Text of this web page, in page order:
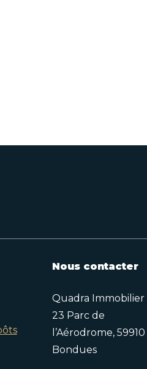
Nous contacter
Quadra Immobilier
23 Parc de
l’Aérodrome, 59910
Bondues